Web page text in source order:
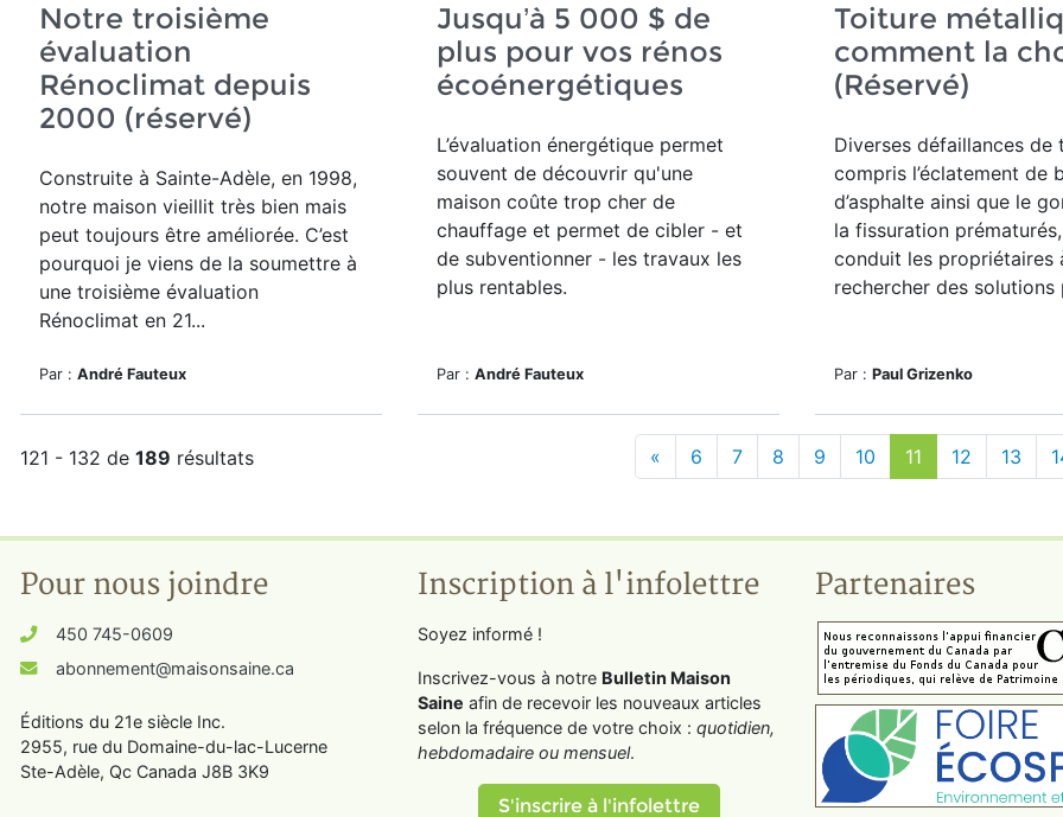
Notre troisième
évaluation
Rénoclimat depuis
2000 (réservé)
Construite à Sainte-Adèle, en 1998,
notre maison vieillit très bien mais
peut toujours être améliorée. C’est
pourquoi je viens de la soumettre à
une troisième évaluation
Rénoclimat en 21...
Par : André Fauteux
Jusqu’à 5 000 $ de
plus pour vos rénos
écoénergétiques
L’évaluation énergétique permet
souvent de découvrir qu'une
maison coûte trop cher de
chauffage et permet de cibler - et
de subventionner - les travaux les
plus rentables.
Par : André Fauteux
Toiture
comment la
(Réservé)
Diverses défaillances de
compris l’éclatement de
d’asphalte ainsi que le
la fissuration
conduit les propriétaires
rechercher des solutions
Par : Paul Grizenko
121 - 132 de 189 résultats « 6 7 8 9 10 11 12 13
Pour nous joindre
450 745-0609
abonnement@maisonsaine.ca
Éditions du 21e siècle Inc.
2955, rue du Domaine-du-lac-Lucerne
Ste-Adèle, Qc Canada J8B 3K9
Inscription à l'infolettre
Soyez informé !
Inscrivez-vous à notre Bulletin Maison
Saine afin de recevoir les nouveaux articles
selon la fréquence de votre choix : quotidien,
hebdomadaire ou mensuel.
S'inscrire à l'infolettre
Partenaires